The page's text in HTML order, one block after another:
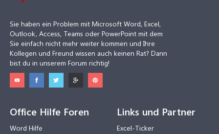
Sie haben ein Problem mit Microsoft Word, Excel,
Outlook, Access, Teams oder PowerPoint mit dem
Sie einfach nicht mehr weiter kommen und Ihre
Kollegen und Freund wissen auch keinen Rat? Dann
bist du in unserem Forum richtig!
Office Hilfe Foren
Word Hilfe
Links und Partner
Excel-Ticker